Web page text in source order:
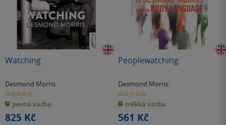
Watching
Desmond Morris
0.0
z
5
hvězdiček
pevná vazba
825 Kč
Peoplewatching
Desmond Morris
0.0
z
5
hvězdiček
měkká vazba
561 Kč